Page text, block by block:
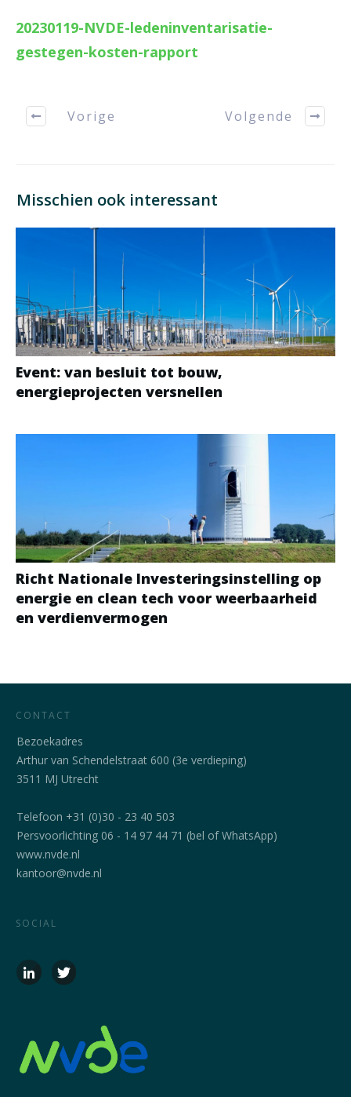
20230119-NVDE-ledeninventarisatie-
gestegen-kosten-rapport
Vorige Volgende
Misschien ook interessant
Event: van besluit tot bouw,
energieprojecten versnellen
Richt Nationale Investeringsinstelling op
energie en clean tech voor weerbaarheid
en verdienvermogen
CONTACT
Bezoekadres
Arthur van Schendelstraat 600 (3e verdieping)
3511 MJ Utrecht
Telefoon +31 (0)30 - 23 40 503
Persvoorlichting 06 - 14 97 44 71 (bel of WhatsApp)
www.nvde.nl
kantoor@nvde.nl
SOCIAL